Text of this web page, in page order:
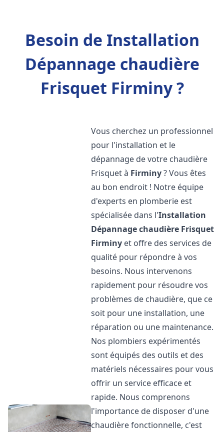
Besoin de Installation
Dépannage chaudière
Frisquet Firminy ?
Vous cherchez un professionnel
pour l'installation et le
dépannage de votre chaudière
Frisquet à Firminy? Vous êtes
au bon endroit ! Notre équipe
d'experts en plomberie est
spécialisée dans l'Installation
Dépannage chaudière Frisquet
Firminy et offre des services de
qualité pour répondre à vos
besoins. Nous intervenons
rapidement pour résoudre vos
problèmes de chaudière, que ce
soit pour une installation, une
réparation ou une maintenance.
Nos plombiers expérimentés
sont équipés des outils et des
matériels nécessaires pour vous
offrir un service efficace et
rapide. Nous comprenons
l'importance de disposer d'une
chaudière fonctionnelle, c'est